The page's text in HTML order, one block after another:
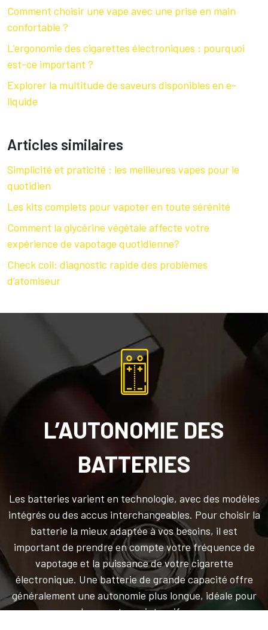
Comment choisir une vape avec une prise en main
confortable ?
L’ergonomie des cigarettes électroniques : pourquoi
est-ce important ?
Explorer la multitude de saveurs disponibles en e-
liquide
Articles similaires
Simplicité et praticité : les meilleures vapes pour le
quotidien
Les kits complets pour vapoter en toute sérénité
Comment la glycérine végétale affecte votre
expérience de vapotage quotidienne?
Check coil: diagnostic rapide des problèmes
d’atomiseur
L’AUTONOMIE DES
BATTERIES
Les batteries varient en technologie, avec des modèles
intégrés ou des accus interchangeables. Pour choisir la
batterie la mieux adaptée à vos besoins, il est
important de prendre en compte votre fréquence de
vapotage et la puissance de votre cigarette
électronique. Une batterie de grande capacité offre
généralement une autonomie plus longue, idéale pour
les vapoteurs intensifs.